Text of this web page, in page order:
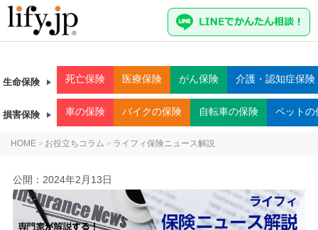
生命保険 死亡保険 医療保険 がん保険 介護・認知症保険
損害保険 車の保険 バイクの保険 自転車の保険 ペットの
HOME > お役立ちコラム > ライフィ保険ニュース解説
公開： 2024年2月13日